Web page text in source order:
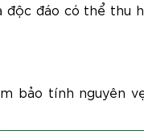
đáo có thể thu
bảo tính nguyên